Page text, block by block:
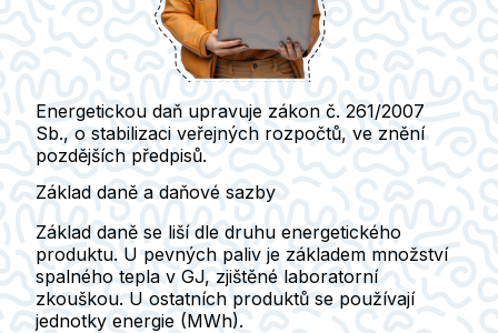
Energetickou daň upravuje zákon č. 261/2007
Sb., o stabilizaci veřejných rozpočtů, ve znění
pozdějších předpisů.
Základ daně a daňové sazby
Základ daně se liší dle druhu energetického
produktu. U pevných paliv je základem množství
spalného tepla v GJ, zjištěné laboratorní
zkouškou. U ostatních produktů se používají
jednotky energie (MWh).